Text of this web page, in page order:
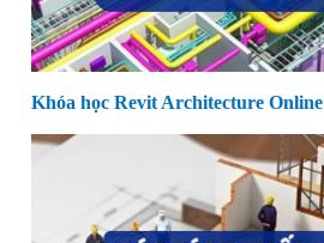
Khóa học Revit Architecture Online